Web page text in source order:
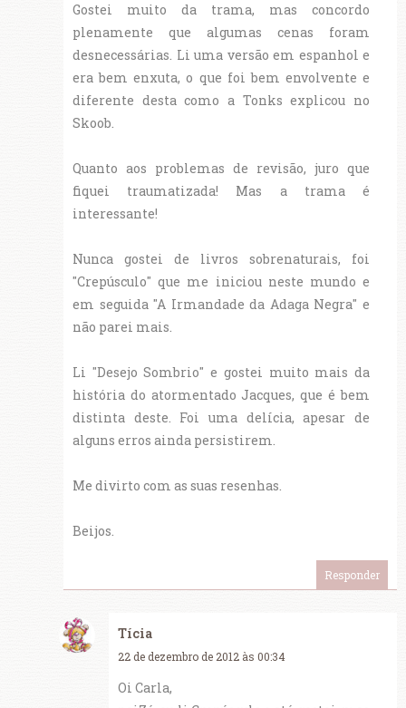
Gostei muito da trama, mas concordo
plenamente que algumas cenas foram
desnecessárias. Li uma versão em espanhol e
era bem enxuta, o que foi bem envolvente e
diferente desta como a Tonks explicou no
Skoob.
Quanto aos problemas de revisão, juro que
fiquei traumatizada! Mas a trama é
interessante!
Nunca gostei de livros sobrenaturais, foi
"Crepúsculo" que me iniciou neste mundo e
em seguida "A Irmandade da Adaga Negra" e
não parei mais.
Li "Desejo Sombrio" e gostei muito mais da
história do atormentado Jacques, que é bem
distinta deste. Foi uma delícia, apesar de
alguns erros ainda persistirem.
Me divirto com as suas resenhas.
Beijos.
Responder
Tícia
22 de dezembro de 2012 às 00:34
Oi Carla,